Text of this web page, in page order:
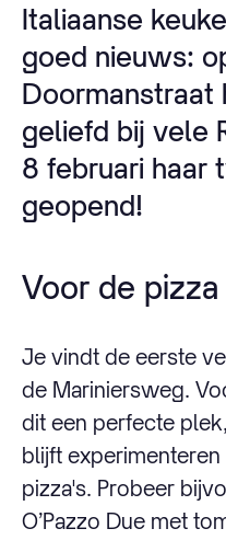
Italiaanse
goed nieuws:
Doormanstraat
geliefd bij vele
8 februari haar
geopend!
Voor de
Je vindt de eerste
de Mariniersweg.
dit een perfecte
blijft
pizza's. Probeer
O’Pazzo Due met